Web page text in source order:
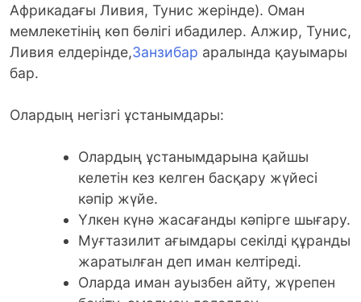
Африкадағы Ливия, Тунис жерінде). Оман
мемлекетінің көп бөлігі ибадилер. Алжир, Тунис,
Ливия елдерінде,Занзибар аралында қауымары
бар.
Олардың негізгі ұстанымдары:
Олардың ұстанымдарына қайшы
келетін кез келген басқару жүйесі
кәпір жүйе.
Үлкен күнә жасағанды кәпірге шығару.
Муғтазилит ағымдары секілді құранды
жаратылған деп иман келтіреді.
Оларда иман ауызбен айту, жүрепен